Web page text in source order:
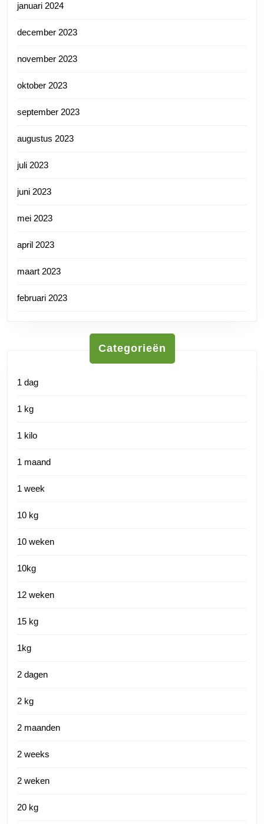
januari 2024
december 2023
november 2023
oktober 2023
september 2023
augustus 2023
juli 2023
juni 2023
mei 2023
april 2023
maart 2023
februari 2023
Categorieën
1 dag
1 kg
1 kilo
1 maand
1 week
10 kg
10 weken
10kg
12 weken
15 kg
1kg
2 dagen
2 kg
2 maanden
2 weeks
2 weken
20 kg